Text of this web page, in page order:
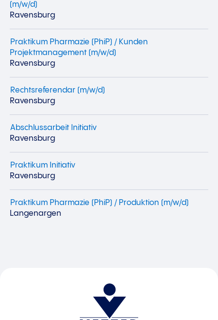
(m/w/d)
Ravensburg
Praktikum Pharmazie (PhiP) / Kunden
Projektmanagement (m/w/d)
Ravensburg
Rechtsreferendar (m/w/d)
Ravensburg
Abschlussarbeit Initiativ
Ravensburg
Praktikum Initiativ
Ravensburg
Praktikum Pharmazie (PhiP) / Produktion (m/w/d)
Langenargen